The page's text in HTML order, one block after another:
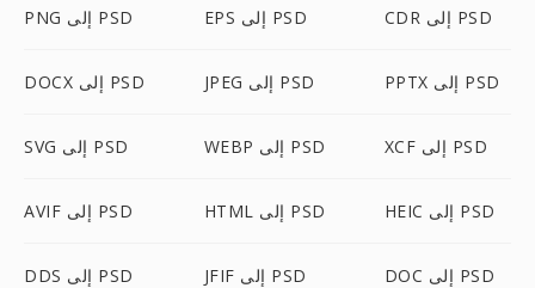
PNG إلى PSD EPS إلى PSD CDR إلى PSD
DOCX إلى PSD JPEG إلى PSD PPTX إلى PSD
SVG إلى PSD WEBP إلى PSD XCF إلى PSD
AVIF إلى PSD HTML إلى PSD HEIC إلى PSD
DDS إلى PSD JFIF إلى PSD DOC إلى PSD